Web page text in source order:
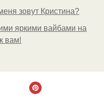
зовут Кристина?
яркими вайбами на
вам!